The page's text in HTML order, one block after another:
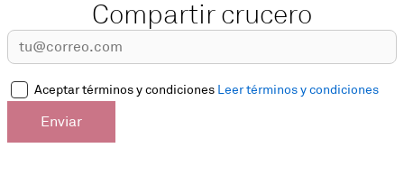
Compartir crucero
Aceptar términos y condiciones Leer términos y condiciones
Enviar